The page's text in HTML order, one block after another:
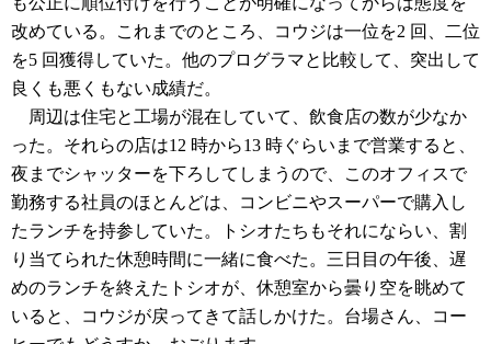
改めている。これまでのところ、コウジは一位を2 回、二位
を5 回獲得していた。他のプログラマと比較して、突出して
良くも悪くもない成績だ。
周辺は住宅と工場が混在していて、飲食店の数が少なか
った。それらの店は12 時から13 時ぐらいまで営業すると、
夜までシャッターを下ろしてしまうので、このオフィスで
勤務する社員のほとんどは、コンビニやスーパーで購入し
たランチを持参していた。トシオたちもそれにならい、割
り当てられた休憩時間に一緒に食べた。三日目の午後、遅
めのランチを終えたトシオが、休憩室から曇り空を眺めて
いると、コウジが戻ってきて話しかけた。台場さん、コー